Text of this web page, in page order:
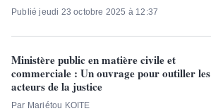
Publié jeudi 23 octobre 2025 à 12:37
Ministère public en matière civile et
commerciale : Un ouvrage pour outiller les
acteurs de la justice
Par Mariétou KOITE